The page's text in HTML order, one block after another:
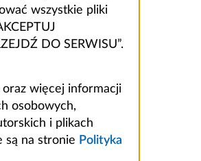
wszystkie pliki
DO SERWISU”.
więcej informacji
osobowych,
i plikach
są na stronie Polityka